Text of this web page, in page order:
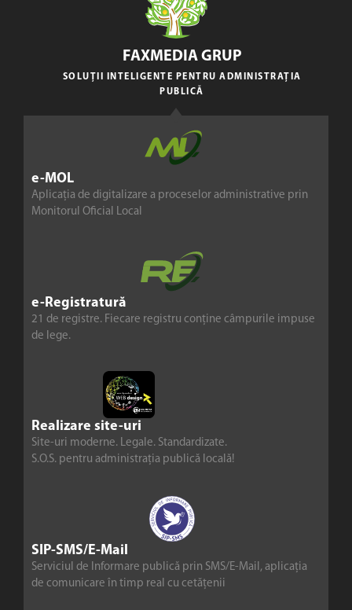
e-MOL
Aplicația de digitalizare a proceselor administrative prin
Monitorul Oficial Local
e-Registratură
21 de registre. Fiecare registru conține câmpurile impuse
de lege.
Realizare site-uri
Site-uri moderne. Legale. Standardizate.
S.O.S. pentru administrația publică locală!
SIP-SMS/E-Mail
Serviciul de Informare publică prin SMS/E-Mail, aplicația
de comunicare în timp real cu cetățenii
FAXMEDIA GRUP
SOLUȚII INTELIGENTE PENTRU ADMINISTRAȚIA
PUBLICĂ